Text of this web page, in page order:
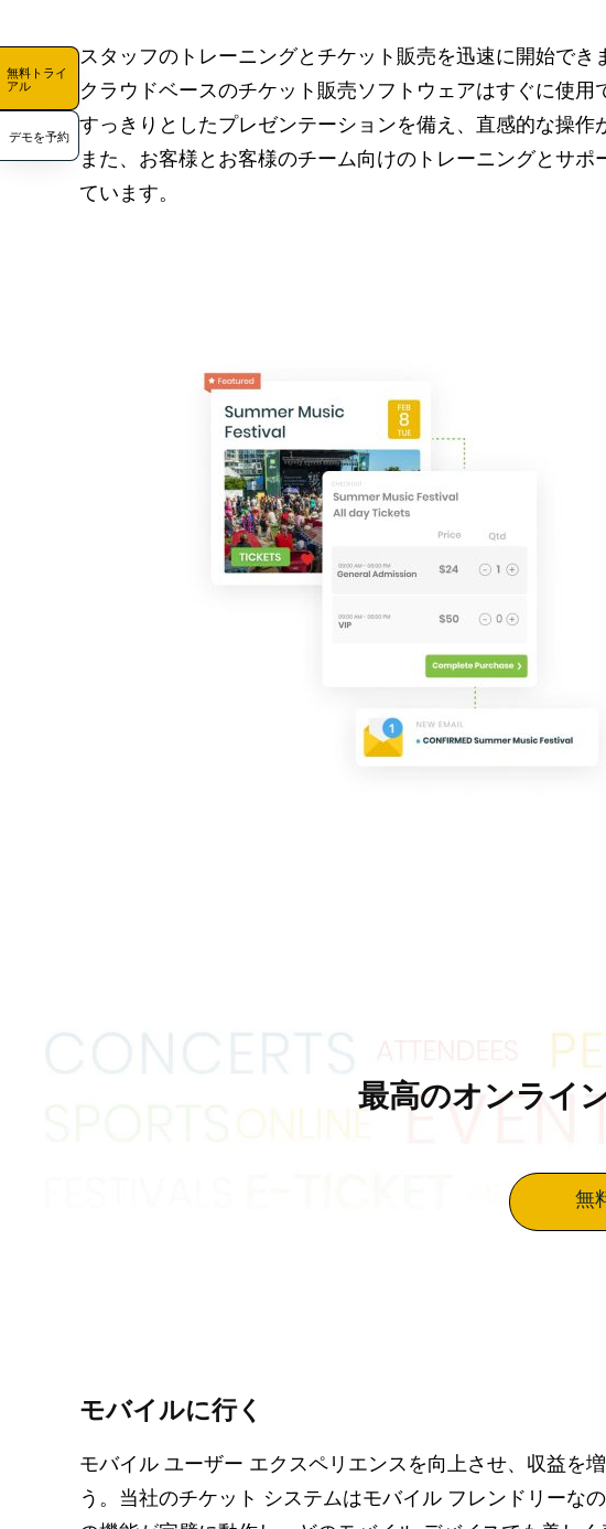
無料トライ
アル
デモを予約
スタッフのトレーニングとチケット販売を迅速に開始でき
クラウドベースのチケット販売ソフトウェアはすぐに使用
すっきりとしたプレゼンテーションを備え、直感的な操作
また、お客様とお客様のチーム向けのトレーニングとサポ
ています。
最高のオンライ
無
モバイルに行く
モバイル ユーザー エクスペリエンスを向上させ、収益を
う。当社のチケット システムはモバイル フレンドリーな